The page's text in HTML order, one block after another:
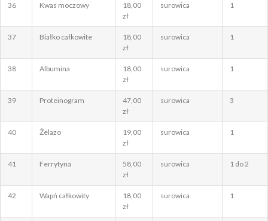
36 Kwas moczowy
18,00
zł
surowica 1
37 Białko całkowite
18,00
zł
surowica 1
38 Albumina
18,00
zł
surowica 1
39 Proteinogram
47,00
zł
surowica 3
40 Żelazo
19,00
zł
surowica 1
41 Ferrytyna
58,00
zł
surowica 1 do 2
42 Wapń całkowity
18,00
zł
surowica 1